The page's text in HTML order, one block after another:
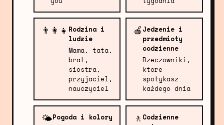
👨‍👩‍👧 Rodzina i
ludzie
Mama, tata,
brat,
siostra,
przyjaciel,
nauczyciel
🍎 Jedzenie i
przedmioty
codzienne
Rzeczowniki,
które
spotykasz
każdego dnia
🌤️Pogoda i kolory
🚶 Codzienne